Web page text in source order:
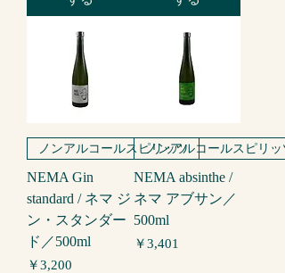
ノンアルコールスピリッツ
NEMA Gin
standard / ネマ ジ
ン・スタンダー
ド／500ml
価格
￥3,200
ノンアルコールスピリッ
NEMA absinthe /
ネマ アブサン／
500ml
価格
￥3,401